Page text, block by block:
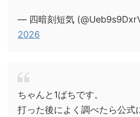
— 四暗刻短気
2026
ちゃんと1ぱちです。
打った後によく調べたら公式